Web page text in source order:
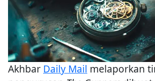
Akhbar Daily Mail melaporkan